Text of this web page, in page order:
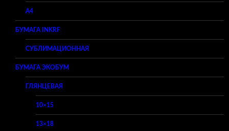
A4
БУМАГА INKRF
СУБЛИМАЦИОННАЯ
БУМАГА ЭКОБУМ
ГЛЯНЦЕВАЯ
10×15
13×18